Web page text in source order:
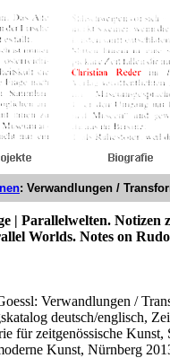
: Verwandlungen /
| Parallelwelten. Notizen
Worlds. Notes on
Verwandlungen /
deutsch/englisch,
für zeitgenössische Kunst,
Kunst, Nürnberg